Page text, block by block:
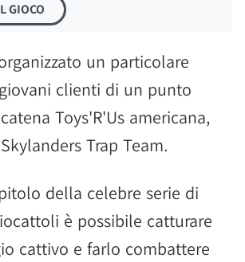
GIOCO
un particolare
clienti di un punto
Toys'R'Us americana,
Trap Team.
della celebre serie di
è possibile catturare
cattivo e farlo combattere